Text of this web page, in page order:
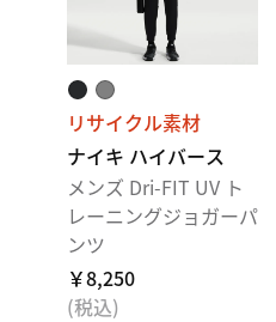
リサイクル素材
ナイキ ハイバース
メンズ Dri-FIT UV ト
レーニングジョガーパ
ンツ
￥8,250
(税込)